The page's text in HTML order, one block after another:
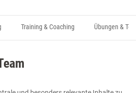
Training & Coaching Übungen &